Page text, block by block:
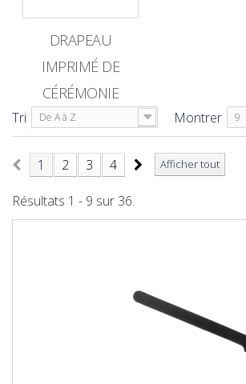
DRAPEAU
IMPRIMÉ DE
CÉRÉMONIE
Tri De A à Z Montrer 9
Afficher tout
1 2 3 4
Résultats 1 - 9 sur 36.